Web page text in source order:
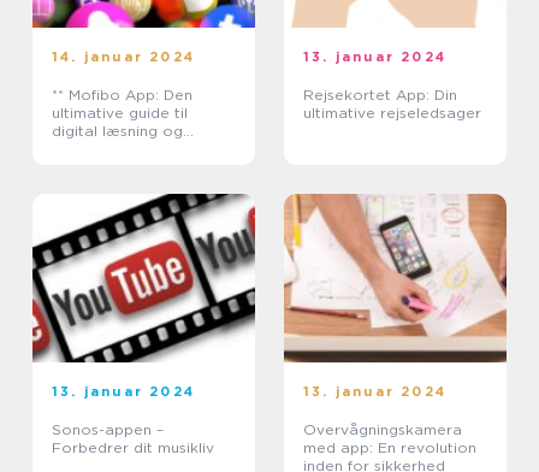
14. januar 2024
** Mofibo App: Den
ultimative guide til
digital læsning og
13. januar 2024
Rejsekortet App: Din
ultimative rejseledsager
13. januar 2024
Sonos-appen –
Forbedrer dit musikliv
13. januar 2024
Overvågningskamera
med app: En revolution
inden for sikkerhed